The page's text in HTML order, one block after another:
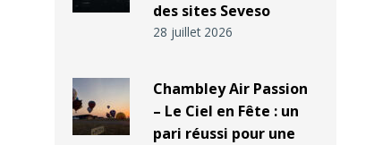
des sites Seveso
28 juillet 2026
Chambley Air Passion
– Le Ciel en Fête : un
pari réussi pour une